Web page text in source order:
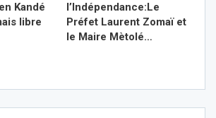
Kandé
libre
l’Indépendance:Le
Préfet Laurent Zomaï et
le Maire Mètolé…